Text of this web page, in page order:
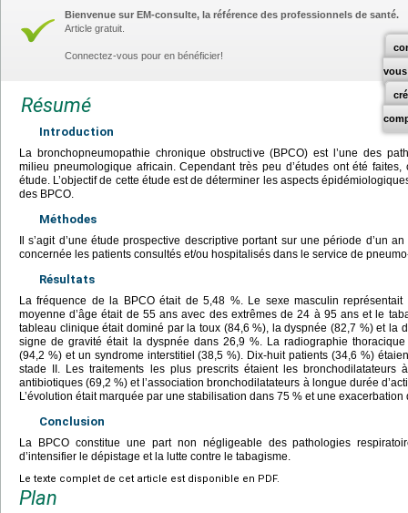
vous
Bienvenue sur EM-consulte, la référence des professionnels de santé.
Article gratuit.
Connectez-vous pour en bénéficier!
Résumé
Introduction
La bronchopneumopathie chronique obstructive (BPCO) est l’une des
milieu pneumologique africain. Cependant très peu d’études ont été
étude. L’objectif de cette étude est de déterminer les aspects
des BPCO.
Méthodes
Il s’agit d’une étude prospective descriptive portant sur une période d’un
concernée les patients consultés et/ou hospitalisés dans le service de
Résultats
La fréquence de la BPCO était de 5,48 %. Le sexe masculin
moyenne d’âge était de 55 ans avec des extrêmes de 24 à 95 ans et le
tableau clinique était dominé par la toux (84,6 %), la dyspnée (82,7 %) et la
signe de gravité était la dyspnée dans 26,9 %. La radiographie
(94,2 %) et un syndrome interstitiel (38,5 %). Dix-huit patients (34,6 %)
stade II. Les traitements les plus prescrits étaient les bronchodilatateurs
antibiotiques (69,2 %) et l’association bronchodilatateurs à longue durée
L’évolution était marquée par une stabilisation dans 75 % et une exacerbation
Conclusion
La BPCO constitue une part non négligeable des pathologies
d’intensifier le dépistage et la lutte contre le tabagisme.
Le texte complet de cet article est disponible en PDF.
Plan